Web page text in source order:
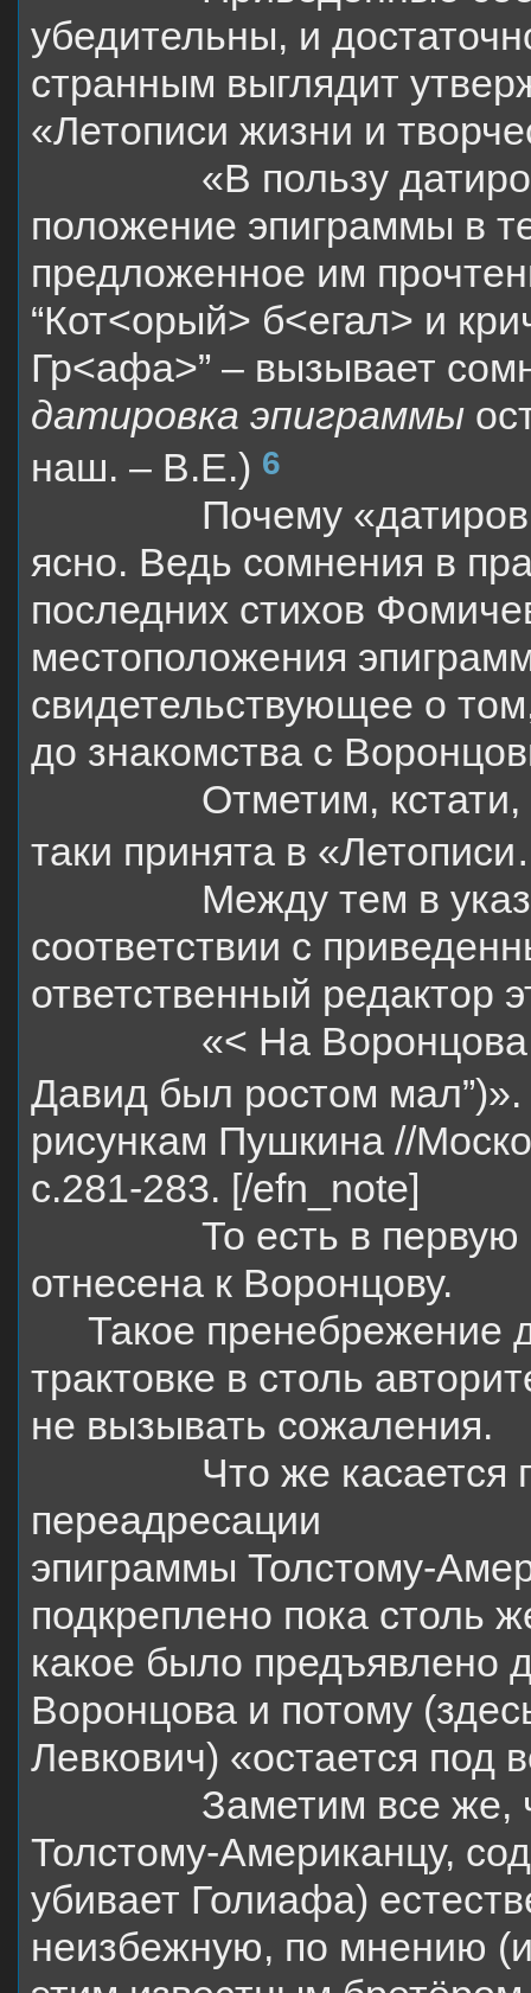
убедительны, и
странным выглядит
«Летописи жизни и
«В пользу
положение эпиграммы в
предложенное им
“Кот<орый> б<егал> и
Гр<афа>” – вызывает
датировка эпиграммы
наш. – В.Е.) 6
Почему
ясно. Ведь сомнения в
последних стихов
местоположения
свидетельствующее о
до знакомства с
Отметим,
таки принята в
Между тем в
соответствии с
ответственный редактор
«< На
Давид был ростом мал”)».
рисункам Пушкина //
с.281-283. [/efn_note]
То есть в
отнесена к Воронцову.
Такое пренебрежение
трактовке в столь
не вызывать сожаления.
Что же
переадресации
эпиграммы Толстому-
подкреплено пока столь
какое было предъявлено
Воронцова и потому
Левкович) «остается под
Заметим все же,
Толстому-Американцу,
убивает Голиафа)
неизбежную, по мнению